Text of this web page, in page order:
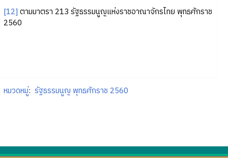
[12] ตามมาตรา 213 รัฐธรรมนูญแห่งราชอาณาจักรไทย พุทธศักราช
2560
หมวดหมู่: รัฐธรรมนูญ พุทธศักราช 2560